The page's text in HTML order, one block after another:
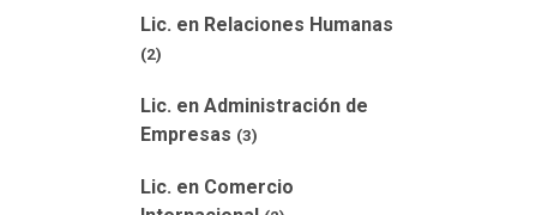
Lic. en Relaciones Humanas
(2)
Lic. en Administración de
Empresas (3)
Lic. en Comercio